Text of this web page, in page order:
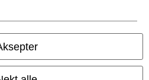
skatt.Frakt er ikke inkludert.
HGmbH